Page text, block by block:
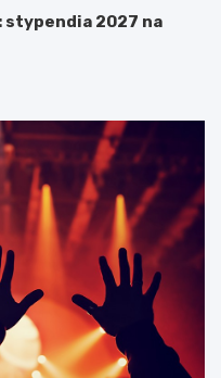
stypendia 2027 na